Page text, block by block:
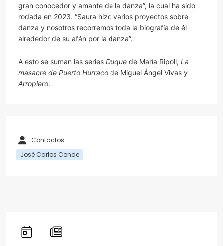
gran conocedor y amante de la danza”, la cual ha sido
rodada en 2023. “Saura hizo varios proyectos sobre
danza y nosotros recorremos toda la biografía de él
alrededor de su afán por la danza”.
A esto se suman las series Duque de María Ripoll, La
masacre de Puerto Hurraco de Miguel Ángel Vivas y
Arropiero.
Contactos
José Carlos Conde